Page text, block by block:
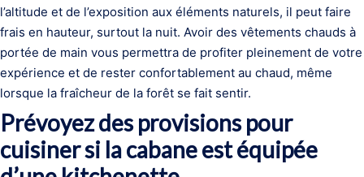
l’altitude et de l’exposition aux éléments naturels, il peut faire
frais en hauteur, surtout la nuit. Avoir des vêtements chauds à
portée de main vous permettra de profiter pleinement de votre
expérience et de rester confortablement au chaud, même
lorsque la fraîcheur de la forêt se fait sentir.
Prévoyez des provisions pour
cuisiner si la cabane est équipée